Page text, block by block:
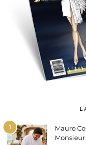
1
Mauro